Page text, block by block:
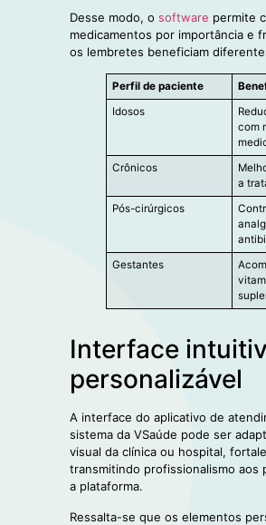
Desse modo, osoftware permite
medicamentos por importância e
os lembretes beneficiam
Perfil de paciente
Idosos
com
Crônicos
a
Pós-cirúrgicos
Gestantes
Interface
personalizável
A interface do aplicativo de
sistema da VSaúde pode ser
visual da clínica ou hospital,
transmitindo profissionalismo aos
a plataforma.
Ressalta-se que os elementos